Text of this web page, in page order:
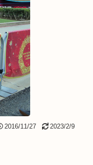
2016/11/27 2023/2/9